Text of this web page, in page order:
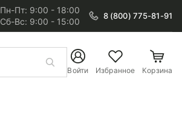
Пн-Пт: 9:00 - 18:00
Сб-Вс: 9:00 - 15:00
8 (800) 775-81-91
Войти Избранное Корзина